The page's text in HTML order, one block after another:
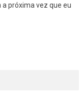
próxima vez que eu